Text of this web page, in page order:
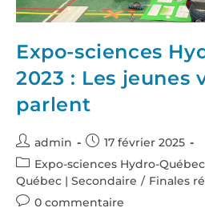
Expo-sciences
2023 : Les jeunes
parlent
admin
17 février 2025
Expo-sciences Hydro-Québec
Québec | Secondaire / Finales
0 commentaire